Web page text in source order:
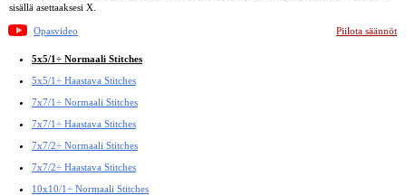
sisällä asettaaksesi X.
Opasvideo Piilota säännöt
5x5/1÷ Normaali Stitches
5x5/1÷ Haastava Stitches
7x7/1÷ Normaali Stitches
7x7/1÷ Haastava Stitches
7x7/2÷ Normaali Stitches
7x7/2÷ Haastava Stitches
10x10/1÷ Normaali Stitches